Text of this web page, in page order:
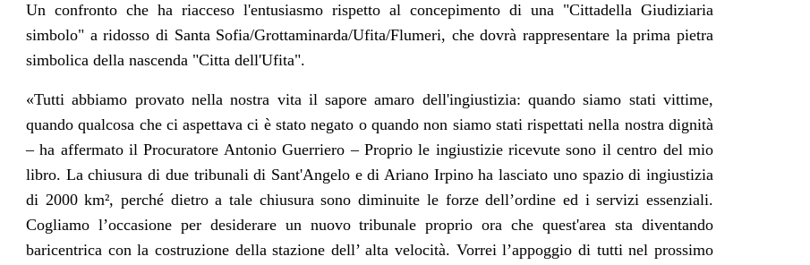
Un confronto che ha riacceso l'entusiasmo rispetto al concepimento di una "Cittadella Giudiziaria
simbolo" a ridosso di Santa Sofia/Grottaminarda/Ufita/Flumeri, che dovrà rappresentare la prima pietra
simbolica della nascenda "Citta dell'Ufita".
«Tutti abbiamo provato nella nostra vita il sapore amaro dell'ingiustizia: quando siamo stati vittime,
quando qualcosa che ci aspettava ci è stato negato o quando non siamo stati rispettati nella nostra dignità
– ha affermato il Procuratore Antonio Guerriero– Proprio le ingiustizie ricevute sono il centro del mio
libro. La chiusura di due tribunali di Sant'Angelo e di Ariano Irpino ha lasciato uno spazio di ingiustizia
di 2000 km², perché dietro a tale chiusura sono diminuite le forze dell’ordine ed i servizi essenziali.
Cogliamo l’occasione per desiderare un nuovo tribunale proprio ora che quest'area sta diventando
baricentrica con la costruzione della stazione dell’ alta velocità. Vorrei l’appoggio di tutti nel prossimo